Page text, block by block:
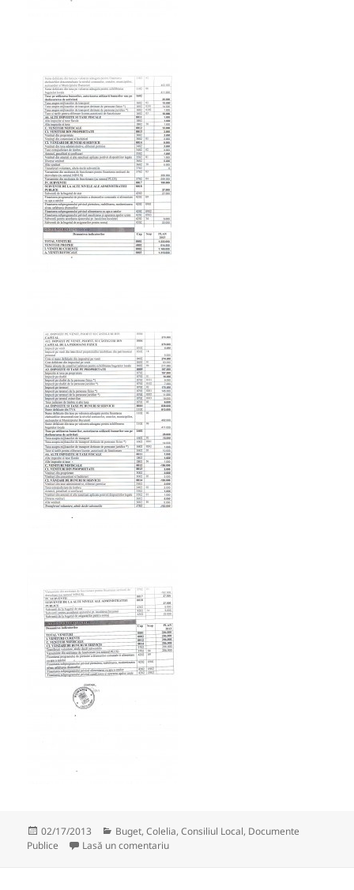
Publicat
pe
02/17/2013 Categorii
Buget,Colelia,Consiliul Local, Documente
Publice
Lasă un comentariula Proiect de buget local pe anul 2013 –